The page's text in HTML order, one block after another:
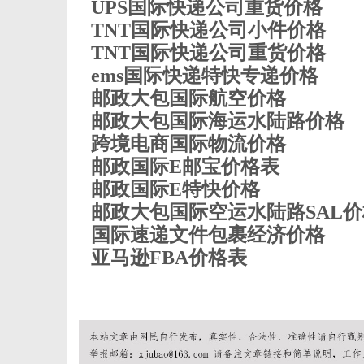
UPS国际快递公司重货价格
TNT国际快递公司小件价格
TNT国际快递公司重货价格
ems国际快递特快专递价格
邮政大包国际航空价格
邮政大包国际海运水陆路价格
跨境电商国际物流价格
邮政国际E邮宝价格表
邮政国际E特快价格
邮政大包国际空运水陆路SAL
国际速递文件包裹经济价格
亚马逊FBA价格表